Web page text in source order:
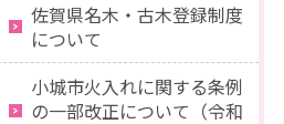
佐賀県名木・古木登録制度
について
小城市火入れに関する条例
の一部改正について（令和